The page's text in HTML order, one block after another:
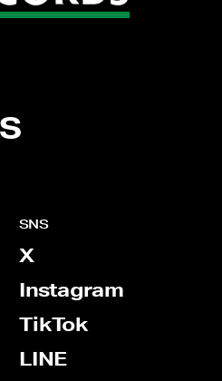
SNS
X
Instagram
TikTok
LINE